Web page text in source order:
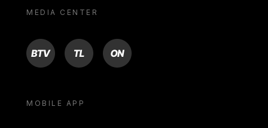
MEDIA CENTER
BTV TL ON
MOBILE APP